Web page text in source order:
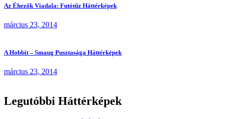
Az Éhezők Viadala: Futótűz Háttérképek
március 23, 2014
A Hobbit – Smaug Pusztasága Háttérképek
március 23, 2014
Legutóbbi Háttérképek